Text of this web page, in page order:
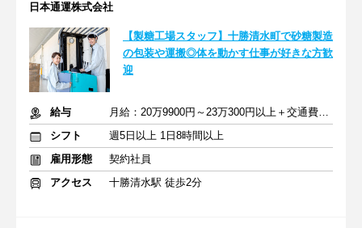
日本通運株式会社
【製糖工場スタッフ】十勝清水町で砂糖製造
の包装や運搬◎体を動かす仕事が好きな方歓
迎
給与
月給：20万9900円～23万300円以上＋交通費＋職務手当
シフト
週5日以上 1日8時間以上
雇用形態
契約社員
アクセス
十勝清水駅 徒歩2分